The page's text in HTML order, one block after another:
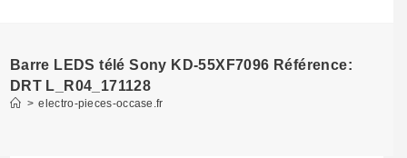
Barre LEDS télé Sony KD-55XF7096 Référence:
DRT L_R04_171128
> electro-pieces-occase.fr